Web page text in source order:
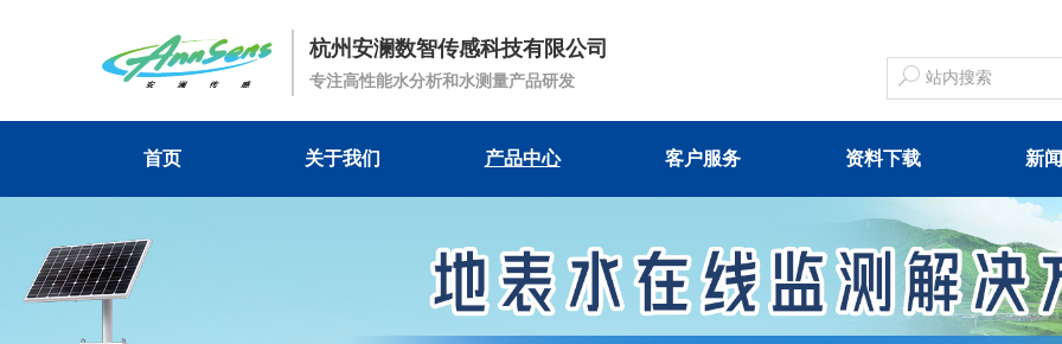
杭州安澜数智传感科技有限公司
专注高性能水分析和水测量产品研发
首页 关于我们 产品中心 客户服务 资料下载 新